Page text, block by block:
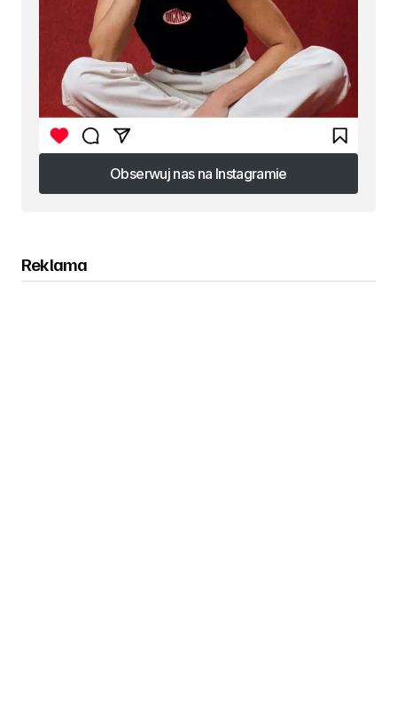
Obserwuj nas na Instagramie
Obserwuj nas na Instagramie
Reklama